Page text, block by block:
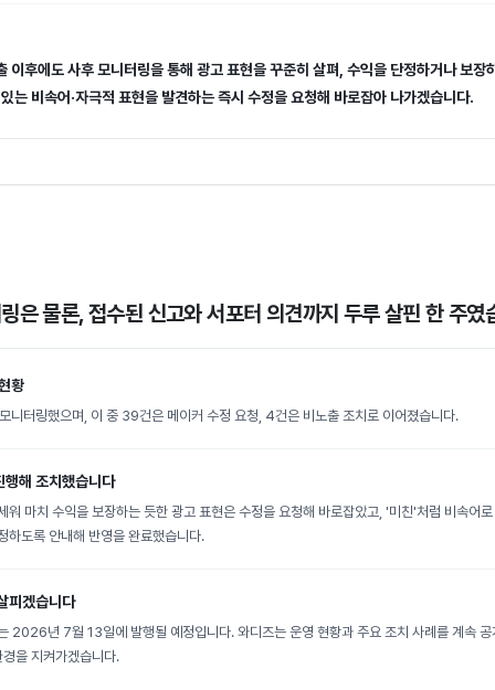
이후에도 사후 모니터링을 통해 광고 표현을 꾸준히 살펴, 수익을 단정하거나 보장
는 비속어·자극적 표현을 발견하는 즉시 수정을 요청해 바로잡아 나가겠습니다.
은 물론, 접수된 신고와 서포터 의견까지 두루 살핀 한 주였
황
니터링했으며, 이 중 39건은 메이커 수정 요청, 4건은 비노출 조치로 이어졌습니다.
해 조치했습니다
워 마치 수익을 보장하는 듯한 광고 표현은 수정을 요청해 바로잡았고, '미친'처럼 비속어
하도록 안내해 반영을 완료했습니다.
피겠습니다
2026년 7월 13일에 발행될 예정입니다. 와디즈는 운영 현황과 주요 조치 사례를 계속 공
을 지켜가겠습니다.